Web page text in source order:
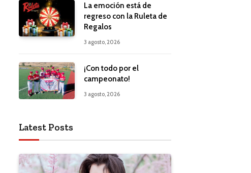
La emoción está de
regreso con la Ruleta de
Regalos
3 agosto, 2026
¡Con todo por el
campeonato!
3 agosto, 2026
Latest Posts